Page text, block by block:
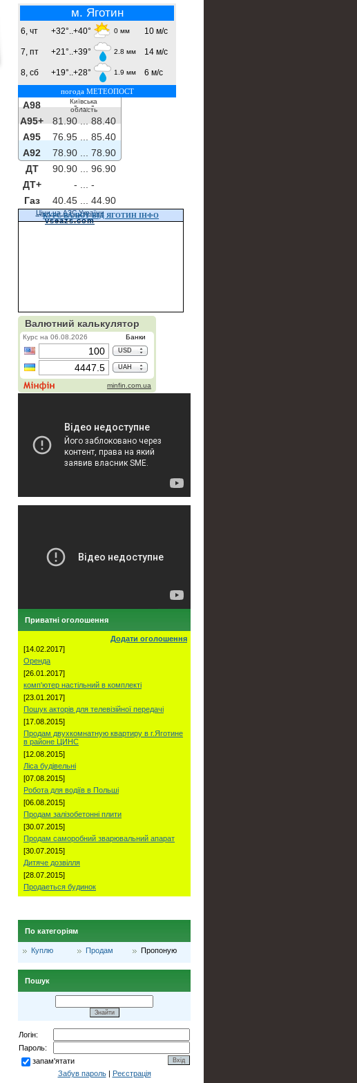
м. Яготин
6, чт +32°..+40° 0 мм 10 м/с
7, пт +21°..+39° 2.8 мм 14 м/с
8, сб +19°..+28° 1.9 мм 6 м/с
погода МЕТЕОПОСТ
Київська
область
A98 - ...-
A95+
81.90 ...
88.40
A95
76.95 ...
85.40
A92
78.90 ...
78.90
ДТ
90.90 ...
96.90
ДТ+
- ...
-
Газ
40.45 ... 44.90
Ціни на АЗС України
vseazs.com
КУРС ВАЛЮТ ВІД ЯГОТИН ІНФО
Приватні оголошення
Додати оголошення
[14.02.2017]
Оренда
[26.01.2017]
комп'ютер настільний в комплекті
[23.01.2017]
Пошук акторів для телевізійної передачі
[17.08.2015]
Продам двухкомнатную квартиру в г.Яготине
в районе ЦИНС
[12.08.2015]
Ліса будівельні
[07.08.2015]
Робота для водіїв в Польші
[06.08.2015]
Продам залізобетонні плити
[30.07.2015]
Продам саморобний зварювальний апарат
[30.07.2015]
Дитяче дозвілля
[28.07.2015]
Продаеться будинок
По категоріям
Куплю Продам Пропоную
Пошук
Логін:
Пароль:
запам'ятати
Забув пароль| Реєстрація